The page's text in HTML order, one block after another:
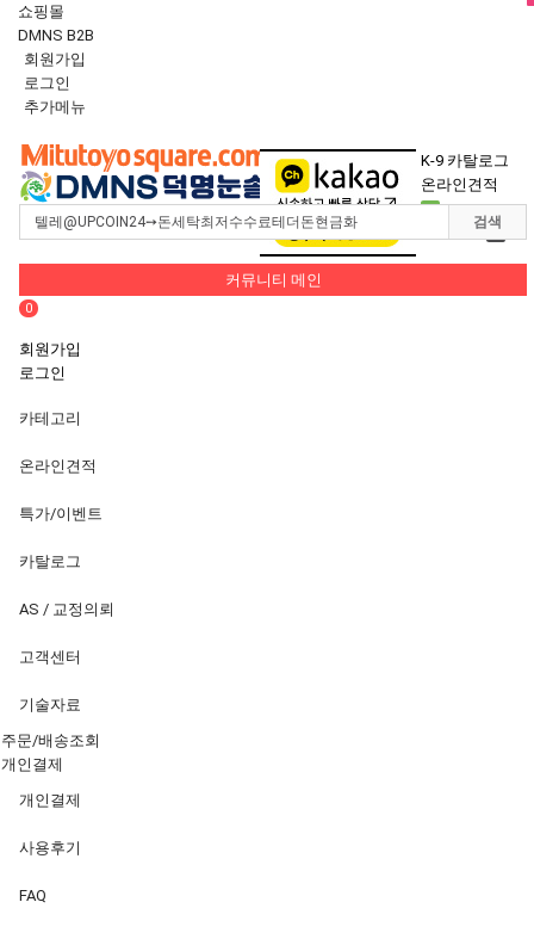
쇼핑몰
DMNS B2B
회원가입
로그인
추가메뉴
navigation
K-9 카탈로그
온라인견적
0
장바구니 0
검색
커뮤니티 메인
0
회원가입
로그인
카테고리
온라인견적
특가/이벤트
카탈로그
AS / 교정의뢰
고객센터
기술자료
주문/배송조회
개인결제
개인결제
사용후기
FAQ